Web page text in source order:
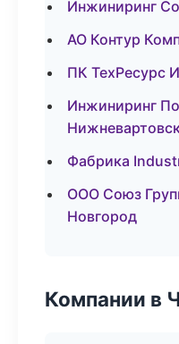
Инжиниринг
АО Контур
ПК ТехРесурс
Инжиниринг
Фабрика
ООО Союз
Новгород
Компании в